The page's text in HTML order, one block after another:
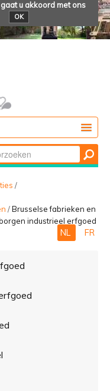
u akkoord met ons
OK
/
/Brusselse fabrieken en
industrieel erfgoed
NL FR